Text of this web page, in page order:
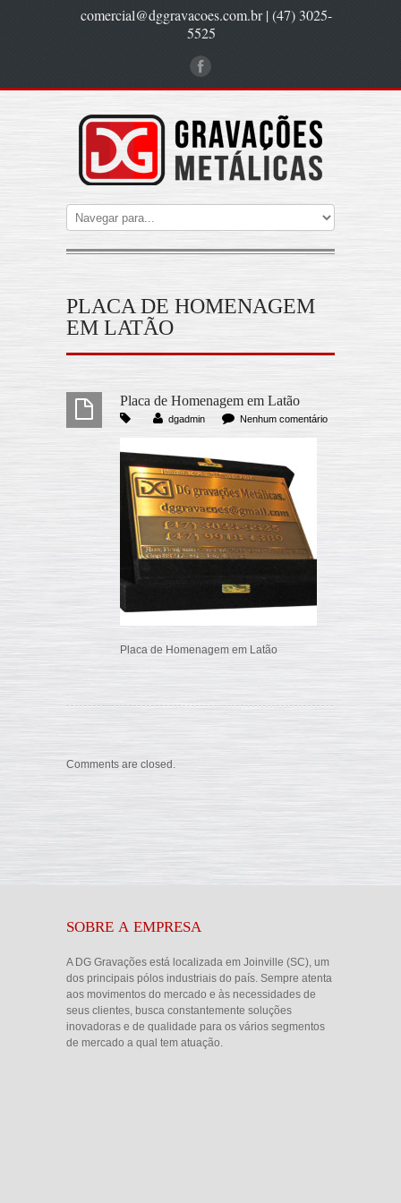
comercial@dggravacoes.com.br | (47) 3025-
5525
PLACA DE HOMENAGEM
EM LATÃO
Placa de Homenagem em Latão
dgadmin Nenhum comentário
Placa de Homenagem em Latão
Comments are closed.
SOBRE A EMPRESA
A DG Gravações está localizada em Joinville (SC), um
dos principais pólos industriais do país. Sempre atenta
aos movimentos do mercado e às necessidades de
seus clientes, busca constantemente soluções
inovadoras e de qualidade para os vários segmentos
de mercado a qual tem atuação.